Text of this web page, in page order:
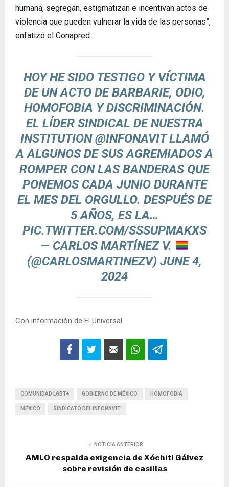
humana, segregan, estigmatizan e incentivan actos de
violencia que pueden vulnerar la vida de las personas”,
enfatizó el Conapred.
HOY HE SIDO TESTIGO Y VÍCTIMA
DE UN ACTO DE BARBARIE, ODIO,
HOMOFOBIA Y DISCRIMINACIÓN.
EL LÍDER SINDICAL DE NUESTRA
INSTITUTION@INFONAVITLLAMÓ
A ALGUNOS DE SUS AGREMIADOS A
ROMPER CON LAS BANDERAS QUE
PONEMOS CADA JUNIO DURANTE
EL MES DEL ORGULLO. DESPUÉS DE
5 AÑOS, ES LA…
PIC.TWITTER.COM/SSSUPMAKXS
— CARLOS MARTÍNEZ V.
(@CARLOSMARTINEZV) JUNE 4,
2024
Con información de El Universal
COMUNIDAD LGBT+ GOBIERNO DE MÉXICO HOMOFOBIA
MÉXICO SINDICATO DEL INFONAVIT
NOTICIA ANTERIOR
AMLO respalda exigencia de Xóchitl Gálvez
sobre revisión de casillas